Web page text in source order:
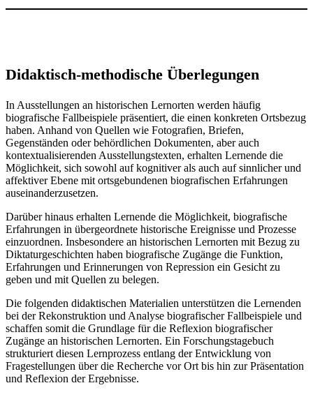
Didaktisch-methodische Überlegungen
In Ausstellungen an historischen Lernorten werden häufig
biografische Fallbeispiele präsentiert, die einen konkreten Ortsbezug
haben. Anhand von Quellen wie Fotografien, Briefen,
Gegenständen oder behördlichen Dokumenten, aber auch
kontextualisierenden Ausstellungstexten, erhalten Lernende die
Möglichkeit, sich sowohl auf kognitiver als auch auf sinnlicher und
affektiver Ebene mit ortsgebundenen biografischen Erfahrungen
auseinanderzusetzen.
Darüber hinaus erhalten Lernende die Möglichkeit, biografische
Erfahrungen in übergeordnete historische Ereignisse und Prozesse
einzuordnen. Insbesondere an historischen Lernorten mit Bezug zu
Diktaturgeschichten haben biografische Zugänge die Funktion,
Erfahrungen und Erinnerungen von Repression ein Gesicht zu
geben und mit Quellen zu belegen.
Die folgenden didaktischen Materialien unterstützen die Lernenden
bei der Rekonstruktion und Analyse biografischer Fallbeispiele und
schaffen somit die Grundlage für die Reflexion biografischer
Zugänge an historischen Lernorten. Ein Forschungstagebuch
strukturiert diesen Lernprozess entlang der Entwicklung von
Fragestellungen über die Recherche vor Ort bis hin zur Präsentation
und Reflexion der Ergebnisse.